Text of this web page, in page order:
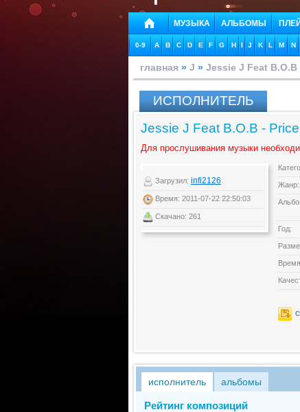
МУЗЫКА АЛЬБОМЫ
0-9 A B C D E F G H I J K L M N
главная » J » Jessie J Feat B.O.B
ИСПОЛНИТЕЛЬ
Jessie J Feat B.O.B -
Для прослушивания музыки
Загрузил: infi2126
Время: 2011-07-22 22:50:03
Скачано: 261
Жанр:
Год:
исполнитель альбомы
Рейтинг композиций